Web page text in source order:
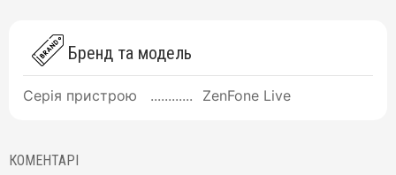
Бренд та модель
Серія пристрою ZenFone Live
КОМЕНТАРІ